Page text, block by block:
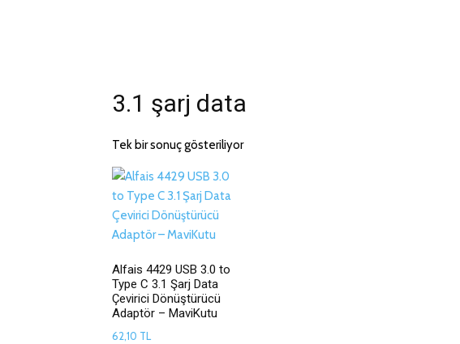
3.1 şarj data
Tek bir sonuç gösteriliyor
Alfais 4429 USB 3.0 to
Type C 3.1 Şarj Data
Çevirici Dönüştürücü
Adaptör – MaviKutu
62,10 TL